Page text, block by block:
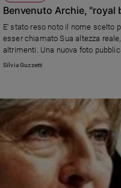
Benvenuto Archie, "royal
E' stato reso noto il nome scelto
esser chiamato Sua altezza
altrimenti. Una nuova foto
centro, sorridente, la Regina
Silvia Guzzetti